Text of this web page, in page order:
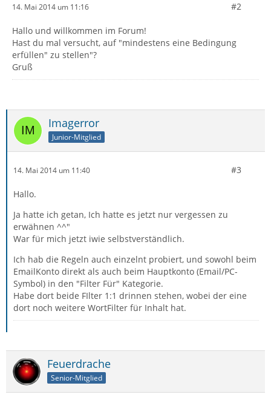
14. Mai 2014 um 11:16 #2
Hallo und willkommen im Forum!
Hast du mal versucht, auf "mindestens eine Bedingung
erfüllen" zu stellen"?
Gruß
Imagerror
Junior-Mitglied
14. Mai 2014 um 11:40 #3
Hallo.
Ja hatte ich getan, Ich hatte es jetzt nur vergessen zu
erwähnen ^^"
War für mich jetzt iwie selbstverständlich.
Ich hab die Regeln auch einzelnt probiert, und sowohl beim
EmailKonto direkt als auch beim Hauptkonto (Email/PC-
Symbol) in den "Filter Für" Kategorie.
Habe dort beide FIlter 1:1 drinnen stehen, wobei der eine
dort noch weitere WortFilter für Inhalt hat.
Feuerdrache
Senior-Mitglied